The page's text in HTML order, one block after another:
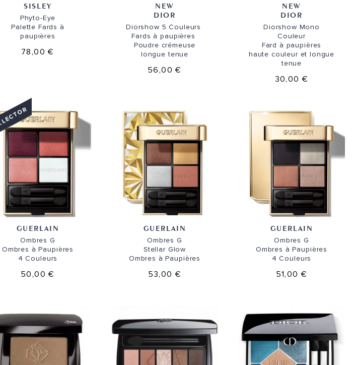
SISLEY
Phyto-Eye
Palette Fards à
paupières
78,00 €
NEW
DIOR
Diorshow 5 Couleurs
Fards à paupières
Poudre crémeuse
longue tenue
56,00 €
NEW
DIOR
Diorshow Mono
Couleur
Fard à paupières
haute couleur et longue
tenue
30,00 €
GUERLAIN
Ombres G
Ombres à Paupières
4 Couleurs
50,00 €
GUERLAIN
Ombres G
Stellar Glow
Ombres à Paupières
53,00 €
GUERLAIN
Ombres G
Ombres à Paupières
4 Couleurs
51,00 €